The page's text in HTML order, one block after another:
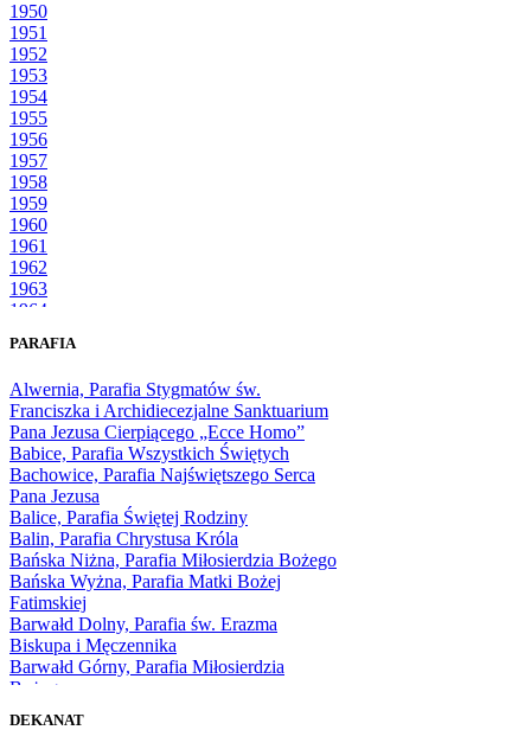
1950
1951
1952
1953
1954
1955
1956
1957
1958
1959
1960
1961
1962
1963
1964
1966
1968
1969
1970
1971
1972
1973
1974
1975
1976
1977
1978
1979
1980
1981
1983
PARAFIA
Alwernia, Parafia Stygmatów św.
Franciszka i Archidiecezjalne Sanktuarium
Pana Jezusa Cierpiącego „Ecce Homo”
Babice, Parafia Wszystkich Świętych
Bachowice, Parafia Najświętszego Serca
Pana Jezusa
Balice, Parafia Świętej Rodziny
Balin, Parafia Chrystusa Króla
Bańska Niżna, Parafia Miłosierdzia Bożego
Bańska Wyżna, Parafia Matki Bożej
Fatimskiej
Barwałd Dolny, Parafia św. Erazma
Biskupa i Męczennika
Barwałd Górny, Parafia Miłosierdzia
Bożego
DEKANAT